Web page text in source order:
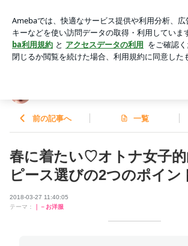
ト♡ | 花の命は短いけれど。
アプリをダウンロードして ブログの更新通知
を
ょう。
前の記事へ 一覧
春に着たい♡オトナ女子
ピース選びの2つのポイ
2018-03-27 11:40:05
テーマ：
｜－お洋服